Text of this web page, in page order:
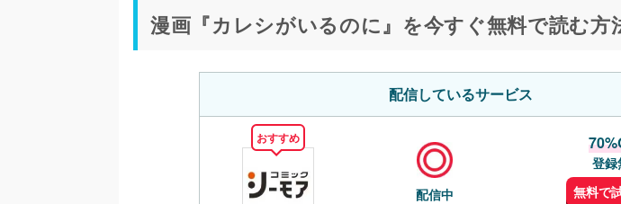
漫画『カレシがいるのに』を今すぐ無料で読む方
配信しているサービス
おすすめ
配信中
登録
無料で